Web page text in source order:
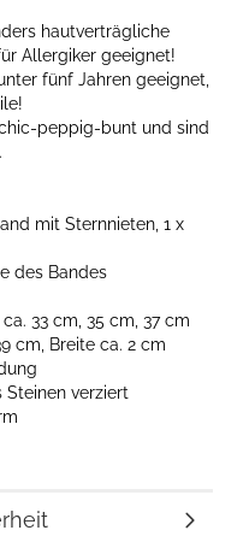
hautverträgliche
Allergiker geeignet!
fünf Jahren geeignet,
peppig-bunt und sind
mit Sternnieten, 1 x
des Bandes
33 cm, 35 cm, 37 cm
cm, Breite ca. 2 cm
Steinen verziert